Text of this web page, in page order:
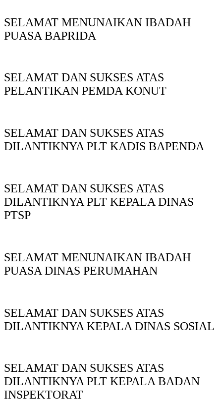
SELAMAT MENUNAIKAN IBADAH
PUASA BAPRIDA
SELAMAT DAN SUKSES ATAS
PELANTIKAN PEMDA KONUT
SELAMAT DAN SUKSES ATAS
DILANTIKNYA PLT KADIS BAPENDA
SELAMAT DAN SUKSES ATAS
DILANTIKNYA PLT KEPALA DINAS
PTSP
SELAMAT MENUNAIKAN IBADAH
PUASA DINAS PERUMAHAN
SELAMAT DAN SUKSES ATAS
DILANTIKNYA KEPALA DINAS SOSIAL
SELAMAT DAN SUKSES ATAS
DILANTIKNYA PLT KEPALA BADAN
INSPEKTORAT